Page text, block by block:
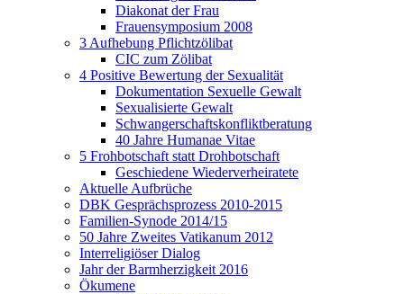
Diakonat der Frau
Frauensymposium 2008
3 Aufhebung Pflichtzölibat
CIC zum Zölibat
4 Positive Bewertung der Sexualität
Dokumentation Sexuelle Gewalt
Sexualisierte Gewalt
Schwangerschaftskonfliktberatung
40 Jahre Humanae Vitae
5 Frohbotschaft statt Drohbotschaft
Geschiedene Wiederverheiratete
Aktuelle Aufbrüche
DBK Gesprächsprozess 2010-2015
Familien-Synode 2014/15
50 Jahre Zweites Vatikanum 2012
Interreligiöser Dialog
Jahr der Barmherzigkeit 2016
Ökumene